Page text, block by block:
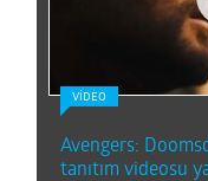
VİDEO
Avengers:
tanıtım videosu